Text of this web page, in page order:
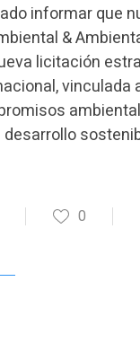
informar que
&
licitación
vinculada
desarrollo
0